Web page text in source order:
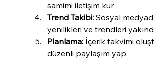
samimi iletişim kur.
Trend Takibi: Sosyal
yenilikleri ve trendleri
Planlama: İçerik takvimi
düzenli paylaşım yap.